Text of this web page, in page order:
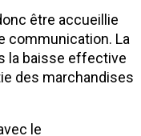
être accueillie
communication. La
la baisse effective
des marchandises
le